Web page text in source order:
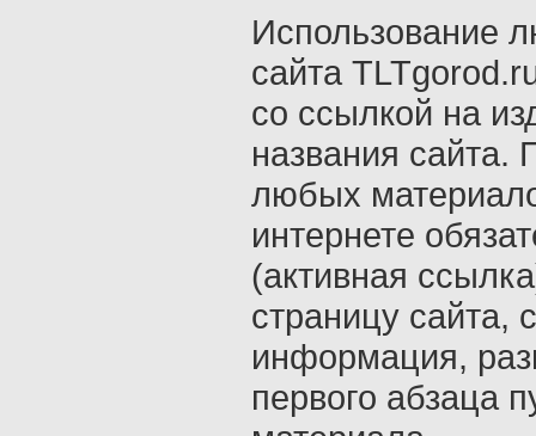
Использование
сайта
со ссылкой на
названия сайта.
любых
интернете
(активная
страницу сайта,
информация,
первого абзаца